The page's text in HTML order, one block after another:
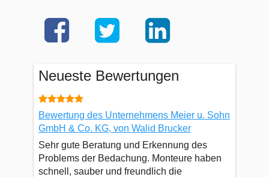
Neueste Bewertungen
Bewertung des Unternehmens Meier u. Sohn
GmbH & Co. KG, von Walid Brucker
Sehr gute Beratung und Erkennung des
Problems der Bedachung. Monteure haben
schnell, sauber und freundlich die